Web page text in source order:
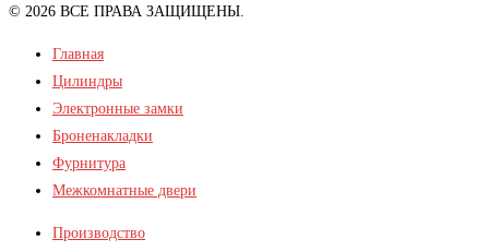
© 2026 ВСЕ ПРАВА ЗАЩИЩЕНЫ.
Главная
Цилиндры
Электронные замки
Броненакладки
Фурнитура
Межкомнатные двери
Производство